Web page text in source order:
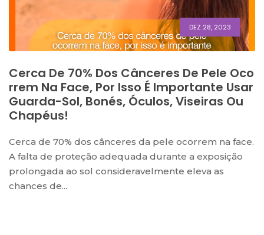
DEZ 28, 2023
Cerca De 70% Dos Cânceres De Pele Oco
Rrem Na Face, Por Isso É Importante Usar
Guarda-Sol, Bonés, Óculos, Viseiras Ou
Chapéus!
Cerca de 70% dos cânceres da pele ocorrem na face.
A falta de proteção adequada durante a exposição
prolongada ao sol consideravelmente eleva as
chances de...